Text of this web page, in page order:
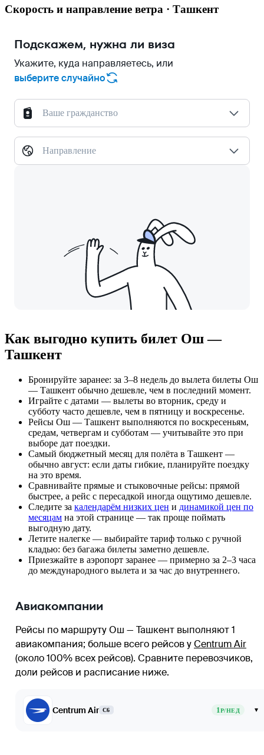
Скорость и направление ветра · Ташкент
Подскажем, нужна ли виза
Укажите, куда направляетесь, или
выберите случайно
Ваше гражданство
Направление
Как выгодно купить билет Ош —
Ташкент
Бронируйте заранее: за 3–8 недель до вылета билеты Ош
— Ташкент обычно дешевле, чем в последний момент.
Играйте с датами — вылеты во вторник, среду и
субботу часто дешевле, чем в пятницу и воскресенье.
Рейсы Ош — Ташкент выполняются по воскресеньям,
средам, четвергам и субботам — учитывайте это при
выборе дат поездки.
Самый бюджетный месяц для полёта в Ташкент —
обычно август: если даты гибкие, планируйте поездку
на это время.
Сравнивайте прямые и стыковочные рейсы: прямой
быстрее, а рейс с пересадкой иногда ощутимо дешевле.
Следите за календарём низких цен и динамикой цен по
месяцам на этой странице — так проще поймать
выгодную дату.
Летите налегке — выбирайте тариф только с ручной
кладью: без багажа билеты заметно дешевле.
Приезжайте в аэропорт заранее — примерно за 2–3 часа
до международного вылета и за час до внутреннего.
Авиакомпании
Рейсы по маршруту Ош — Ташкент выполняют 1
авиакомпания; больше всего рейсов уCentrum Air
(около 100% всех рейсов). Сравните перевозчиков,
доли рейсов и расписание ниже.
Centrum Air C6 1Р/НЕД ▾